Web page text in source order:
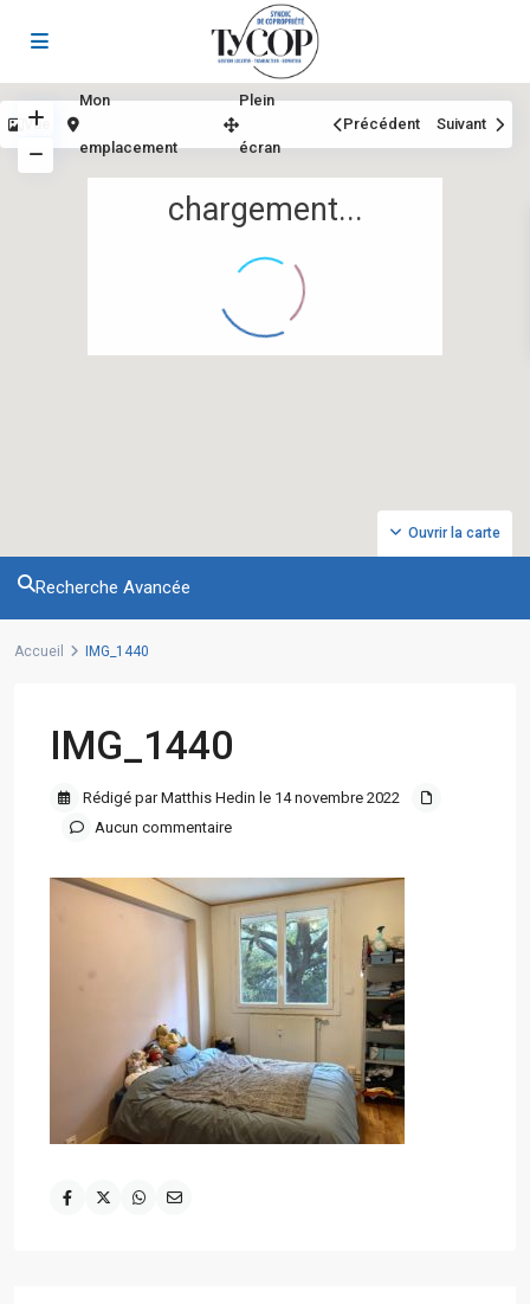
chargement...
Ouvrir la carte
Vue
Mon
emplacement
Plein
écran
Précédent Suivant
Recherche Avancée
Accueil IMG_1440
IMG_1440
Rédigé par Matthis Hedin le 14 novembre 2022
Aucun commentaire